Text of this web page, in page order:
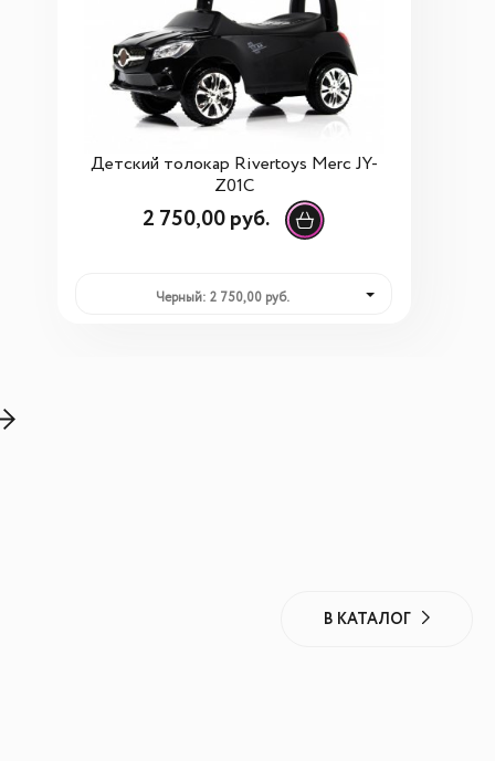
Детский толокар Rivertoys Merc JY-
Z01C
2 750,00 руб.
Черный: 2 750,00 руб.
В КАТАЛОГ